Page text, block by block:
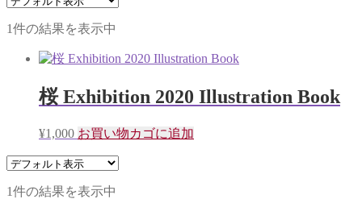
1件の結果を表示中
桜 Exhibition 2020 Illustration Book
¥1,000 お買い物カゴに追加
1件の結果を表示中